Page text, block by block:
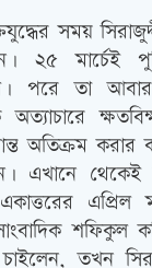
সময়
২৫ মার্চেই
পরে তা আবার
অত্যাচারে
অতিক্রম
এখানে থেকেই
এপ্রিল
শফিকুল
তখন